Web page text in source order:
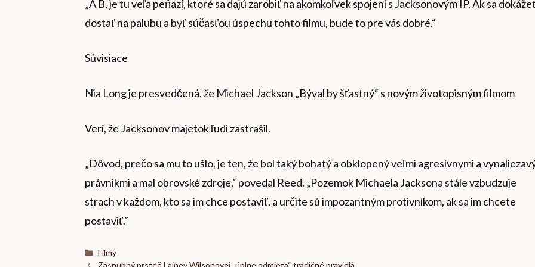
„A B, je tu veľa peňazí, ktoré sa dajú zarobiť na akomkoľvek spojení s Jacksonovým IP. Ak sa
dostať na palubu a byť súčasťou úspechu tohto filmu, bude to pre vás dobré.“
Súvisiace
Nia Long je presvedčená, že Michael Jackson „Býval by šťastný“ s novým životopisným filmom
Verí, že Jacksonov majetok ľudí zastrašil.
„Dôvod, prečo sa mu to ušlo, je ten, že bol taký bohatý a obklopený veľmi agresívnymi a
právnikmi a mal obrovské zdroje,“ povedal Reed. „Pozemok Michaela Jacksona stále vzbudzuje
strach v každom, kto sa im chce postaviť, a určite sú impozantným protivníkom, ak sa im chcete
postaviť.“
Kategórie
Filmy